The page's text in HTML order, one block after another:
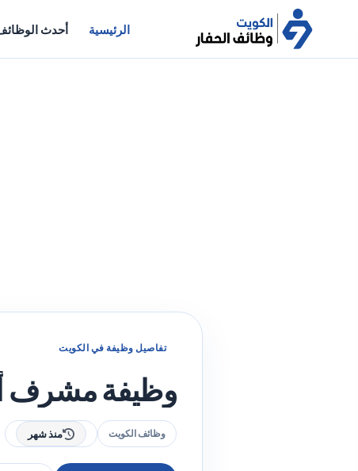
الرئيسية أحدث
تفاصيل وظيفة في الكويت
وظيفة مشرف
وظائف الكويت منذ شهر